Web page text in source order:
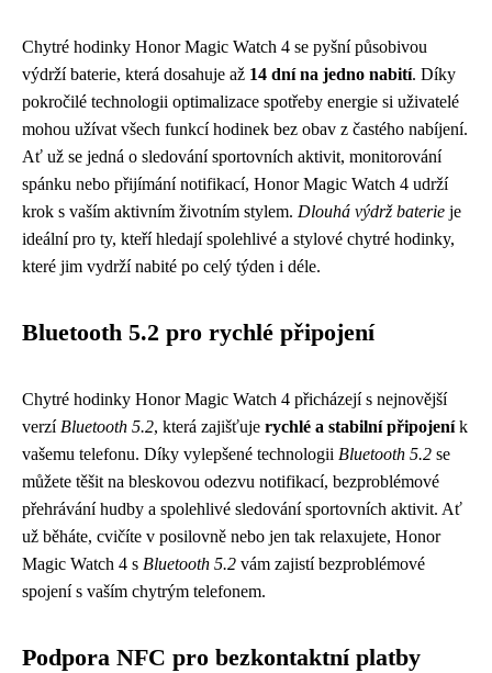
Chytré hodinky Honor Magic Watch 4 se pyšní působivou
výdrží baterie, která dosahuje až 14 dní na jedno nabití. Díky
pokročilé technologii optimalizace spotřeby energie si uživatelé
mohou užívat všech funkcí hodinek bez obav z častého nabíjení.
Ať už se jedná o sledování sportovních aktivit, monitorování
spánku nebo přijímání notifikací, Honor Magic Watch 4 udrží
krok s vaším aktivním životním stylem. Dlouhá výdrž baterie je
ideální pro ty, kteří hledají spolehlivé a stylové chytré hodinky,
které jim vydrží nabité po celý týden i déle.
Bluetooth 5.2 pro rychlé připojení
Chytré hodinky Honor Magic Watch 4 přicházejí s nejnovější
verzí Bluetooth 5.2, která zajišťuje rychlé a stabilní připojeník
vašemu telefonu. Díky vylepšené technologii Bluetooth 5.2 se
můžete těšit na bleskovou odezvu notifikací, bezproblémové
přehrávání hudby a spolehlivé sledování sportovních aktivit. Ať
už běháte, cvičíte v posilovně nebo jen tak relaxujete, Honor
Magic Watch 4 s Bluetooth 5.2 vám zajistí bezproblémové
spojení s vaším chytrým telefonem.
Podpora NFC pro bezkontaktní platby